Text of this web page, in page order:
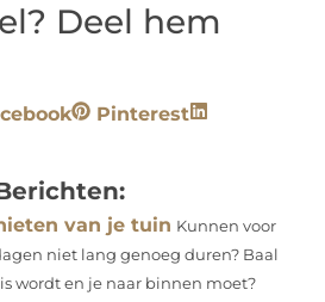
Deel hem
Pinterest
van je tuin Kunnen voor
niet lang genoeg duren? Baal
wordt en je naar binnen moet?